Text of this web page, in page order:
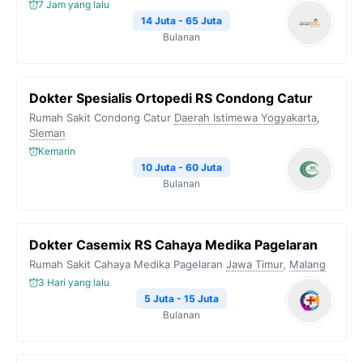
k m
7 Jam yang lalu
14 Juta - 65 Juta
Bulanan
Dokter Spesialis Ortopedi RS Condong Catur
Rumah Sakit Condong Catur Daerah Istimewa Yogyakarta,
Sleman
Kemarin
10 Juta - 60 Juta
Bulanan
Dokter Casemix RS Cahaya Medika Pagelaran
Rumah Sakit Cahaya Medika Pagelaran Jawa Timur, Malang
3 Hari yang lalu
5 Juta - 15 Juta
Bulanan